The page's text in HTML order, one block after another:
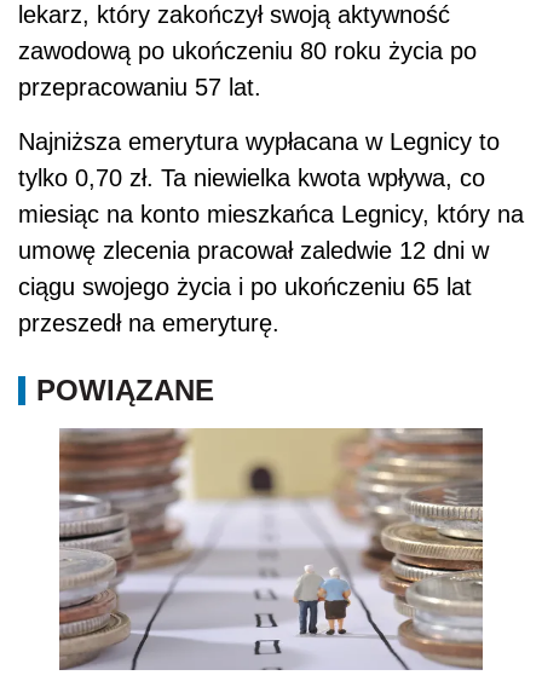
lekarz, który zakończył swoją aktywność
zawodową po ukończeniu 80 roku życia po
przepracowaniu 57 lat.
Najniższa emerytura wypłacana w Legnicy to
tylko 0,70 zł. Ta niewielka kwota wpływa, co
miesiąc na konto mieszkańca Legnicy, który na
umowę zlecenia pracował zaledwie 12 dni w
ciągu swojego życia i po ukończeniu 65 lat
przeszedł na emeryturę.
POWIĄZANE